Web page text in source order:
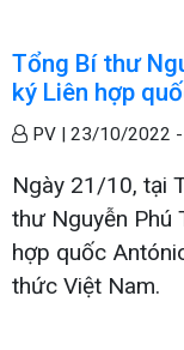
Tổng Bí thư
ký Liên hợp
PV | 23/10/2022 -
Ngày 21/10, tại
thư Nguyễn Phú
hợp quốc
thức Việt Nam.